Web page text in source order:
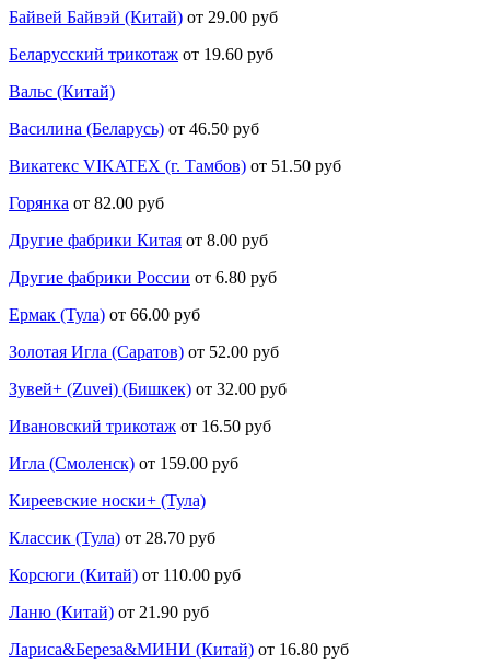
Байвей Байвэй (Китай) от 29.00 руб
Беларусский трикотаж от 19.60 руб
Вальс (Китай)
Василина (Беларусь) от 46.50 руб
Викатекс VIKATEX (г. Тамбов) от 51.50 руб
Горянка от 82.00 руб
Другие фабрики Китая от 8.00 руб
Другие фабрики России от 6.80 руб
Ермак (Тула) от 66.00 руб
Золотая Игла (Саратов) от 52.00 руб
Зувей+ (Zuvei) (Бишкек) от 32.00 руб
Ивановский трикотаж от 16.50 руб
Игла (Смоленск) от 159.00 руб
Киреевские носки+ (Тула)
Классик (Тула) от 28.70 руб
Корсюги (Китай) от 110.00 руб
Ланю (Китай) от 21.90 руб
Лариса&Береза&МИНИ (Китай) от 16.80 руб